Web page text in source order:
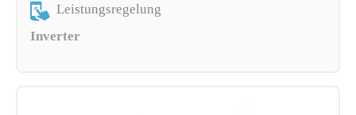
Leistungsregelung
Inverter